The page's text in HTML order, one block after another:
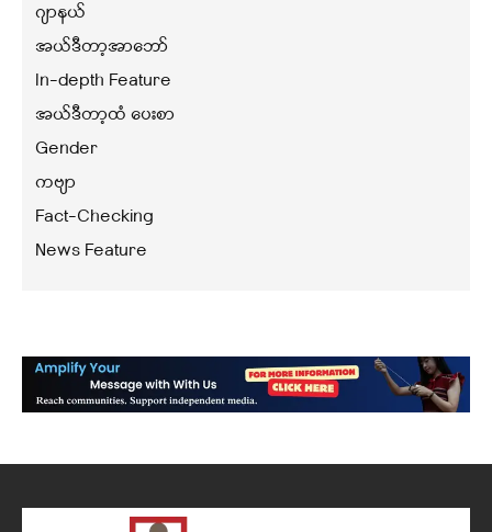
ဂျာနယ်
အယ်ဒီတာ့အာဘော်
In-depth Feature
အယ်ဒီတာ့ထံ ပေးစာ
Gender
ကဗျာ
Fact-Checking
News Feature